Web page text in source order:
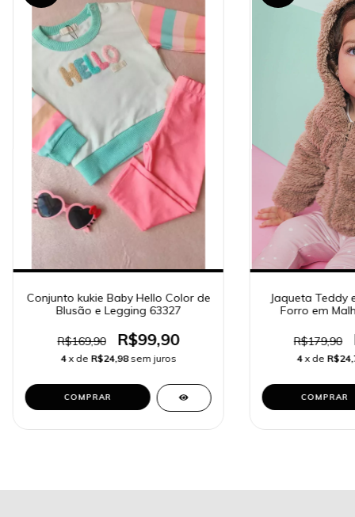
Conjunto kukie Baby Hello Color de
Blusão e Legging 63327
R$169,90 R$99,90
4 x de R$24,98 sem juros
COMPRAR
Jaqueta Teddy
Forro em
R$179,90
4 x de
COMPRAR